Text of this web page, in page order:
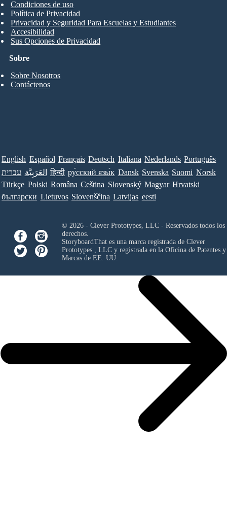
Sobre
Sobre Nosotros
Contáctenos
Condiciones de uso
Política de Privacidad
Privacidad y Seguridad Para Escuelas y Estudiantes
Accesibilidad
Sus Opciones de Privacidad
English Español Français Deutsch Italiana Nederlands Português
עברית العَرَبِيَّة हिन्दी ру́сский язы́к Dansk Svenska Suomi Norsk
Türkçe Polski Româna Ceština Slovenský Magyar Hrvatski
български Lietuvos Slovenščina Latvijas eesti
© 2026 - Clever Prototypes, LLC - Reservados todos los
derechos.
StoryboardThat es una marca registrada de Clever
Prototypes , LLCy registrada en la Oficina de Patentes y
Marcas de EE. UU.